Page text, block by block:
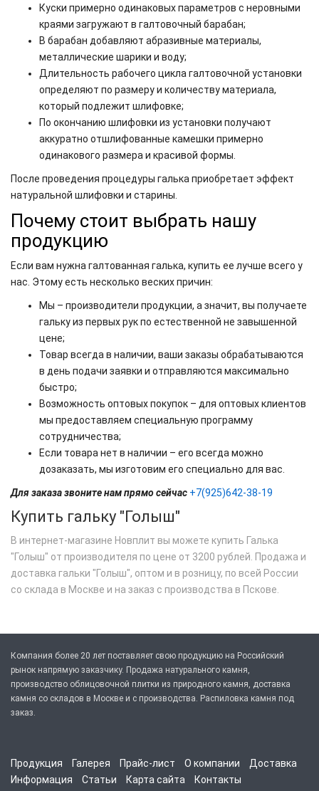
Куски примерно одинаковых параметров с неровными
краями загружают в галтовочный барабан;
В барабан добавляют абразивные материалы,
металлические шарики и воду;
Длительность рабочего цикла галтовочной установки
определяют по размеру и количеству материала,
который подлежит шлифовке;
По окончанию шлифовки из установки получают
аккуратно отшлифованные камешки примерно
одинакового размера и красивой формы.
После проведения процедуры галька приобретает эффект
натуральной шлифовки и старины.
Почему стоит выбрать нашу
продукцию
Если вам нужна галтованная галька, купить ее лучше всего у
нас. Этому есть несколько веских причин:
Мы – производители продукции, а значит, вы получаете
гальку из первых рук по естественной не завышенной
цене;
Товар всегда в наличии, ваши заказы обрабатываются
в день подачи заявки и отправляются максимально
быстро;
Возможность оптовых покупок – для оптовых клиентов
мы предоставляем специальную программу
сотрудничества;
Если товара нет в наличии – его всегда можно
дозаказать, мы изготовим его специально для вас.
Для заказа звоните нам прямо сейчас +7(925)642-38-19
Купить гальку "Голыш"
В интернет-магазине Новплит вы можете купить Галька
"Голыш" от производителя по цене от 3200 рублей. Продажа и
доставка гальки "Голыш", оптом и в розницу, по всей России
со склада в Москве и на заказ с производства в Пскове.
Компания более 20 лет поставляет свою продукцию на Российский
рынок напрямую заказчику. Продажа натурального камня,
производство облицовочной плитки из природного камня, доставка
камня со складов в Москве и с производства. Распиловка камня под
заказ.
Продукция Галерея Прайс-лист О компании
Доставка
Информация
Статьи Карта сайта
Контакты